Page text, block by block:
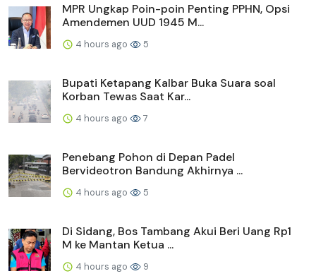
MPR Ungkap Poin-poin Penting PPHN, Opsi
Amendemen UUD 1945 M...
4 hours ago 5
Bupati Ketapang Kalbar Buka Suara soal
Korban Tewas Saat Kar...
4 hours ago 7
Penebang Pohon di Depan Padel
Bervideotron Bandung Akhirnya ...
4 hours ago 5
Di Sidang, Bos Tambang Akui Beri Uang Rp1
M ke Mantan Ketua ...
4 hours ago 9